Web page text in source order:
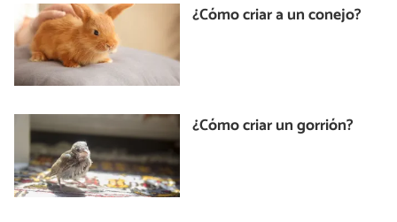
¿Cómo criar a un conejo?
¿Cómo criar un gorrión?